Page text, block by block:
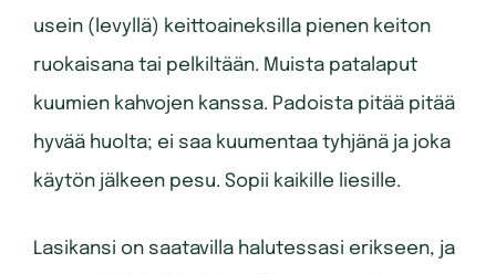
usein (levyllä) keittoaineksilla pienen keiton
ruokaisana tai pelkiltään. Muista patalaput
kuumien kahvojen kanssa. Padoista pitää pitää
hyvää huolta; ei saa kuumentaa tyhjänä ja joka
käytön jälkeen pesu. Sopii kaikille liesille.
Lasikansi on saatavilla halutessasi erikseen, ja